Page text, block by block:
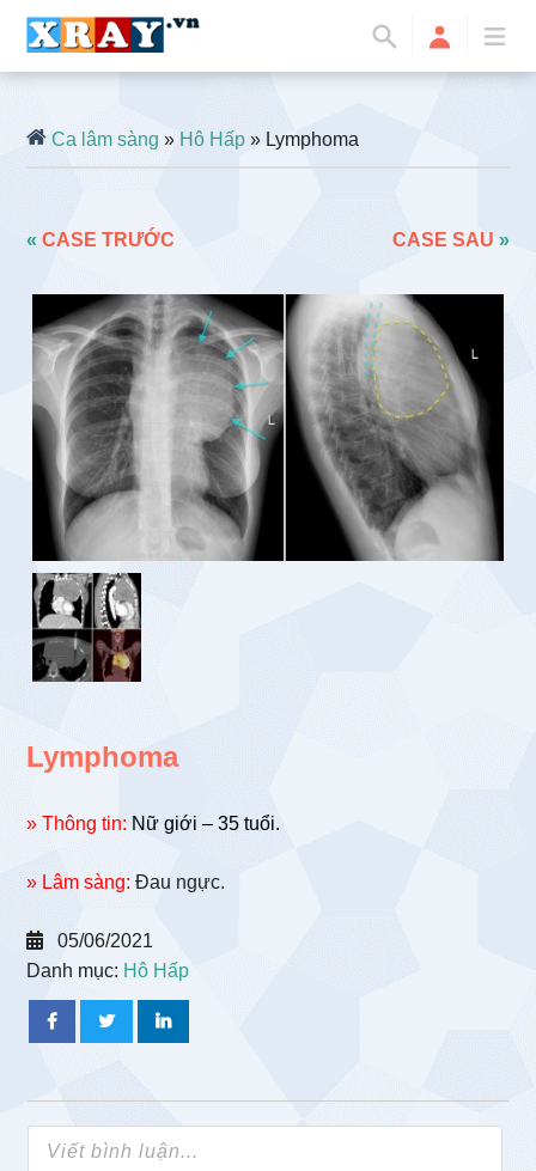
Ca lâm sàng » Hô Hấp » Lymphoma
«CASE TRƯỚC CASE SAU »
Lymphoma
» Thông tin: Nữ giới – 35 tuổi.
» Lâm sàng: Đau ngực.
05/06/2021
Danh mục: Hô Hấp